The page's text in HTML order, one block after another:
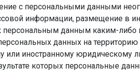
с персональными данными
информации, размещение в
персональным данным каким-
данных на территорию
или иностранному юридическому
которых персональные